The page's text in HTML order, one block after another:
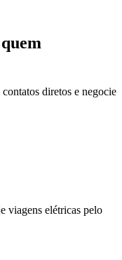
diretos e negocie
viagens elétricas pelo